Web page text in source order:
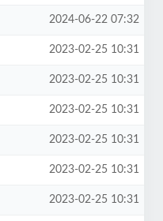
2024-06-22 07:32
2023-02-25 10:31
2023-02-25 10:31
2023-02-25 10:31
2023-02-25 10:31
2023-02-25 10:31
2023-02-25 10:31